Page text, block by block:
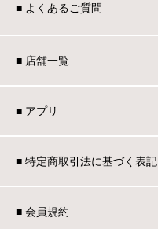
■ よくあるご質問
■ 店舗一覧
■ アプリ
■ 特定商取引法に基づく表記
■ 会員規約